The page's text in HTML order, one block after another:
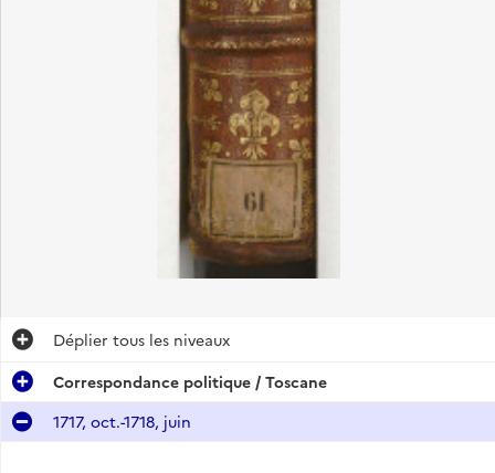
Déplier tous les niveaux
Correspondance politique / Toscane
1717, oct.-1718, juin